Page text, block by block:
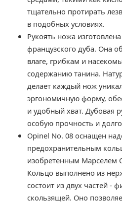
тщательно протирать
в подобных условиях.
Рукоять ножа
французского дуба. Она
влаге, грибкам и
содержанию танина.
делает каждый нож
эргономичную форму,
и удобный хват. Дубовая
особую прочность и
Opinel No. 08 оснащен
предохранительным
изобретенным Марселем
Кольцо выполнено из
состоит из двух частей -
скользящей. Оно